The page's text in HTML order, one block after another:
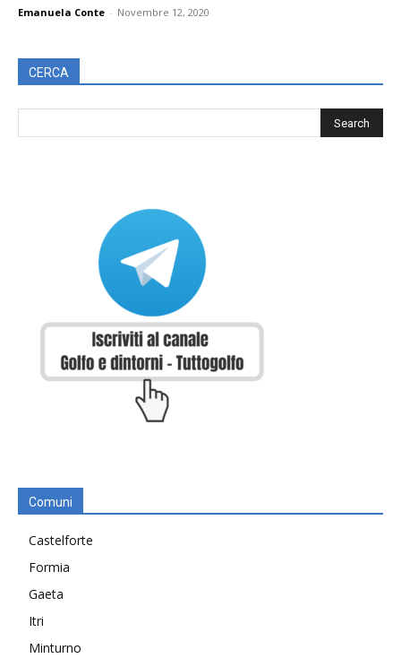
Emanuela Conte - Novembre 12, 2020
CERCA
Comuni
Castelforte
Formia
Gaeta
Itri
Minturno